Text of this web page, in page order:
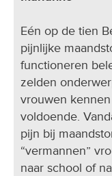
Eén op de tien
pijnlijke
functioneren
zelden
vrouwen
voldoende.
pijn bij
“vermannen”
naar school of